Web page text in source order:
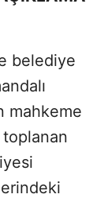
belediye
mahkeme
toplanan